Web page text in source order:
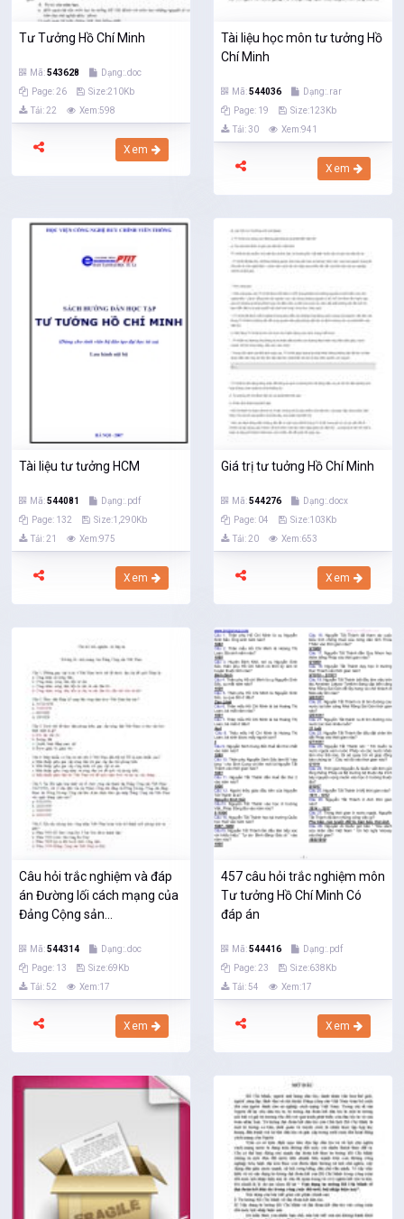
Tư Tưởng Hồ Chí Minh
Mã:543628
Dạng:.doc
Page: 26
Size:210Kb
Tải: 22
Xem:598
Xem
Tài liệu học môn tư tưởng Hồ
Chí Minh
Mã:544036
Dạng:.rar
Page: 19
Size:123Kb
Tải: 30
Xem:941
Xem
Tài liệu tư tưởng HCM
Mã:544081
Dạng:.pdf
Page: 132
Size:1,290Kb
Tải: 21
Xem:975
Xem
Giá trị tư tuởng Hồ Chí Minh
Mã:544276
Dạng:.docx
Page: 04
Size:103Kb
Tải: 20
Xem:653
Xem
Câu hỏi trắc nghiệm và đáp
án Đường lối cách mạng của
Đảng Cộng sản...
Mã:544314
Dạng:.doc
Page: 13
Size:69Kb
Tải: 52
Xem:17
Xem
457 câu hỏi trắc nghiệm môn
Tư tưởng Hồ Chí Minh Có
đáp án
Mã:544416
Dạng:.pdf
Page: 23
Size:638Kb
Tải: 54
Xem:17
Xem